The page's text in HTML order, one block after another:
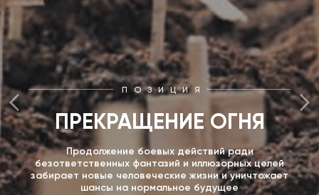
ПОЗИЦИЯ
ПРЕКРАЩЕНИЕ ОГНЯ
Продолжение боевых действий ради
безответственных фантазий и иллюзорных целей
забирает новые человеческие жизни и уничтожает
шансы на нормальное будущее